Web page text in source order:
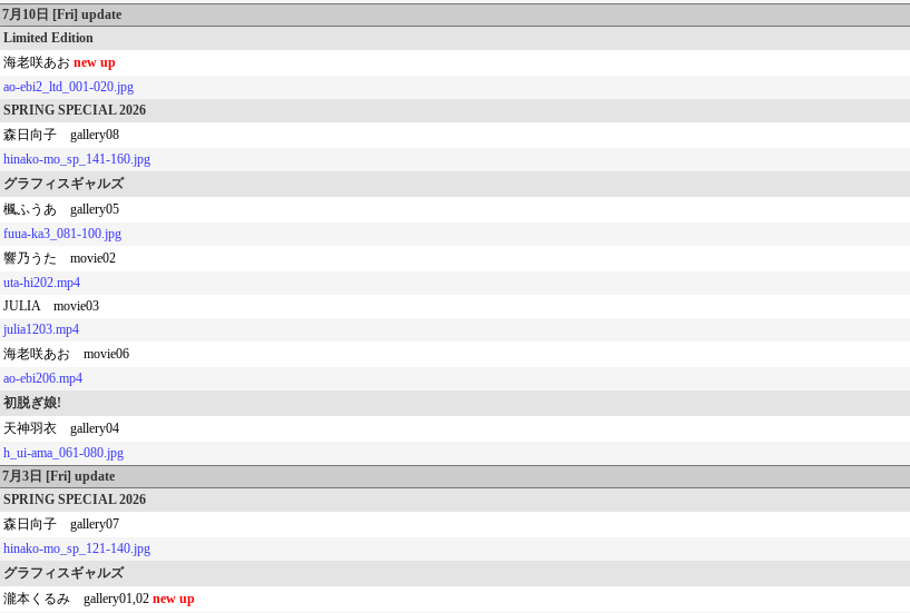
7月10日 [Fri] update
Limited Edition
海老咲あお new up
ao-ebi2_ltd_001-020.jpg
SPRING SPECIAL 2026
森日向子 gallery08
hinako-mo_sp_141-160.jpg
グラフィスギャルズ
楓ふうあ gallery05
fuua-ka3_081-100.jpg
響乃うた movie02
uta-hi202.mp4
JULIA movie03
julia1203.mp4
海老咲あお movie06
ao-ebi206.mp4
初脱ぎ娘!
天神羽衣 gallery04
h_ui-ama_061-080.jpg
7月3日 [Fri] update
SPRING SPECIAL 2026
森日向子 gallery07
hinako-mo_sp_121-140.jpg
グラフィスギャルズ
瀧本くるみ gallery01,02 new up